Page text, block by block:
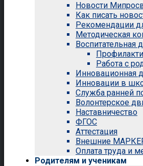
Новости
Как писать
Рекомендации
Методическая
Воспитательная
Работа с
Инновационная
Инновации в
Служба ранней
Волонтерское
Наставничество
ФГОС
Аттестация
Внешние
Оплата труда и
Родителям и ученикам